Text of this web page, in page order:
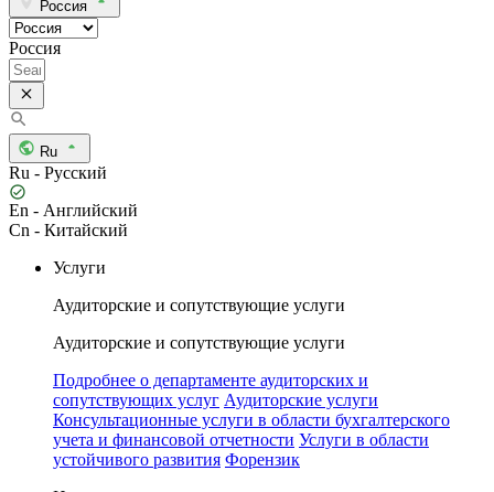
Россия
Россия
Ru
Ru - Русский
En - Английский
Cn - Китайский
Услуги
Аудиторские и сопутствующие услуги
Аудиторские и сопутствующие услуги
Подробнее о департаменте аудиторских и
сопутствующих услуг Аудиторские услуги
Консультационные услуги в области бухгалтерского
учета и финансовой отчетности Услуги в области
устойчивого развития Форензик